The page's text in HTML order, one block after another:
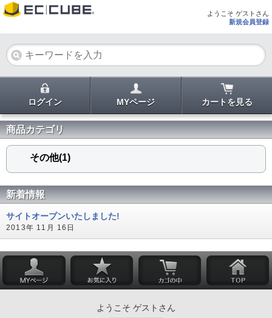
ようこそ ゲストさん
新規会員登録
ログイン MYページ カートを見る
商品カテゴリ
その他(1)
新着情報
サイトオープンいたしました!
2013年 11月 16日
ようこそ ゲストさん